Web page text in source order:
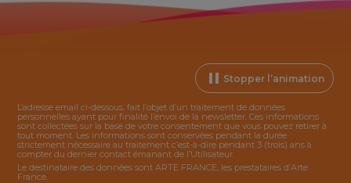
Stopper l’animation
L’adresse email ci-dessous, fait l’objet d’un traitement de données
personnelles ayant pour finalité l’envoi de la newsletter. Ces informations
sont collectées sur la base de votre consentement que vous pouvez retirer à
tout moment. Les informations sont conservées pendant la durée
strictement nécessaire au traitement c’est-à-dire pendant 3 (trois) ans à
compter du dernier contact émanant de l’Utilisateur.
Le destinataire des données sont ARTE FRANCE, les prestataires d’Arte
France.